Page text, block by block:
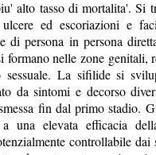
alto tasso di mortalita'. Si
ed escoriazioni e
di persona in persona
formano nelle zone genitali,
La sifilide si
da sintomi e decorso
fin dal primo stadio.
una elevata efficacia
controllabile dai